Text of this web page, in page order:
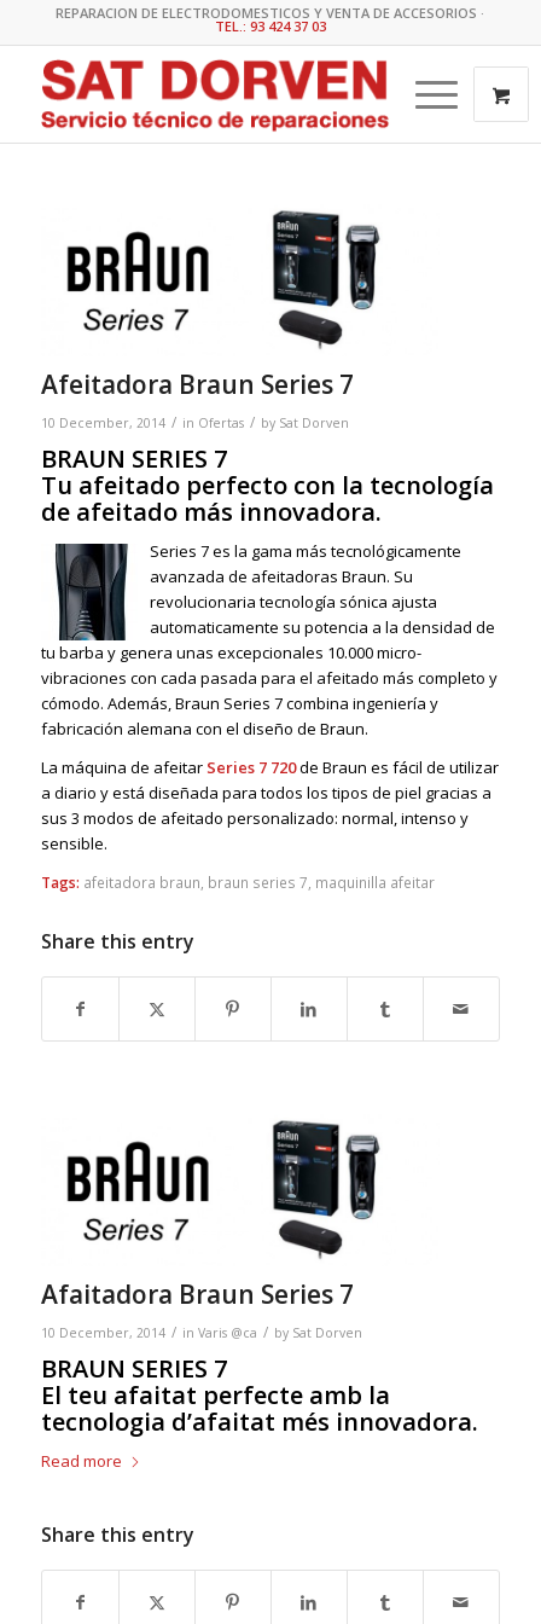
REPARACION DE ELECTRODOMESTICOS Y VENTA DE ACCESORIOS ·
TEL.: 93 424 37 03
Afeitadora Braun Series 7
10 December, 2014 / in Ofertas / by Sat Dorven
BRAUN SERIES 7
Tu afeitado perfecto con la tecnología
de afeitado más innovadora.
Series 7 es la gama más tecnológicamente
avanzada de afeitadoras Braun. Su
revolucionaria tecnología sónica ajusta
automaticamente su potencia a la densidad de
tu barba y genera unas excepcionales 10.000 micro-
vibraciones con cada pasada para el afeitado más completo y
cómodo. Además, Braun Series 7 combina ingeniería y
fabricación alemana con el diseño de Braun.
La máquina de afeitar Series 7 720de Braun es fácil de utilizar
a diario y está diseñada para todos los tipos de piel gracias a
sus 3 modos de afeitado personalizado: normal, intenso y
sensible.
Tags: afeitadora braun braun series 7 maquinilla afeitar
Share this entry
Afaitadora Braun Series 7
10 December, 2014 / in Varis @ca / by Sat Dorven
BRAUN SERIES 7
El teu afaitat perfecte amb la
tecnologia d’afaitat més innovadora.
Read more
Share this entry